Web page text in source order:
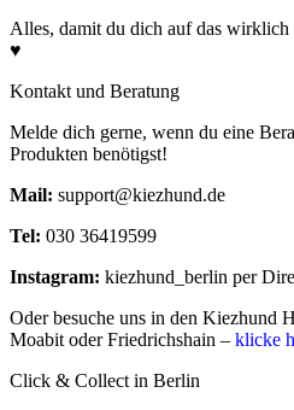
Rohasche
Rohfaser
Alles, damit du dich auf das
♥
Kontakt und Beratung
Melde dich gerne, wenn du eine
Produkten benötigst!
Mail: support@kiezhund.de
Tel: 030 36419599
Instagram: kiezhund_berlin per
Oder besuche uns in den Kiezhund
Moabit oder Friedrichshain – klicke
Click & Collect in Berlin